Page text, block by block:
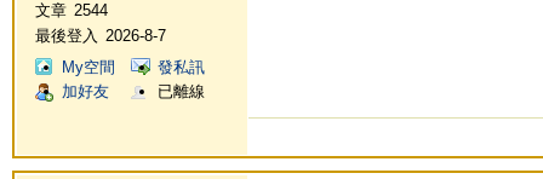
文章 2544
最後登入
2026-8-7
My空間
發私訊
加好友
已離線